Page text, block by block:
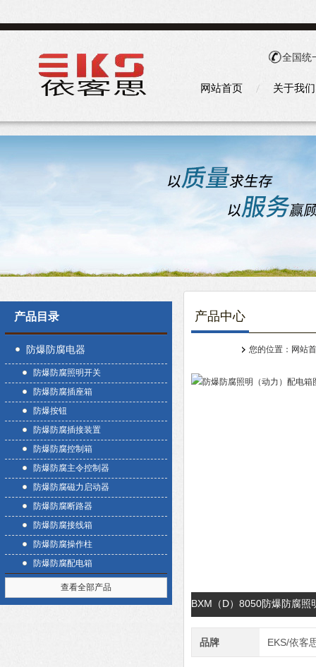
全国统
网站首页 关于我们
产品目录
防爆防腐电器
防爆防腐照明开关
防爆防腐插座箱
防爆按钮
防爆防腐插接装置
防爆防腐控制箱
防爆防腐主令控制器
防爆防腐磁力启动器
防爆防腐断路器
防爆防腐接线箱
防爆防腐操作柱
防爆防腐配电箱
查看全部产品
产品中心
您的位置： 网站
BXM（D）8050防爆防腐照
品牌 EKS/依客